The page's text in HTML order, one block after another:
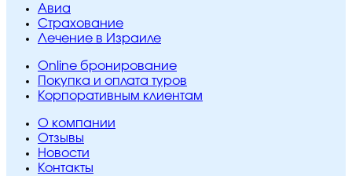
Авиа
Страхование
Лечение в Израиле
Online бронирование
Покупка и оплата туров
Корпоративным клиентам
O компании
Отзывы
Новости
Контакты